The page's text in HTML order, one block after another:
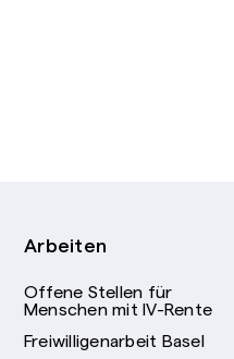
Arbeiten
Offene Stellen für
Menschen mit IV-Rente
Freiwilligenarbeit Basel